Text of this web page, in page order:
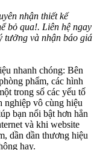
nhận thiết kế
bỏ qua!. Liên hệ ngay
tưởng và nhận báo giá
nhanh chóng: Bên
phẩm, các hình
trong số các yếu tố
nghiệp vô cùng hiệu
bạn nổi bật hơn hẳn
và khi website
dần dần thương hiệu
hay.